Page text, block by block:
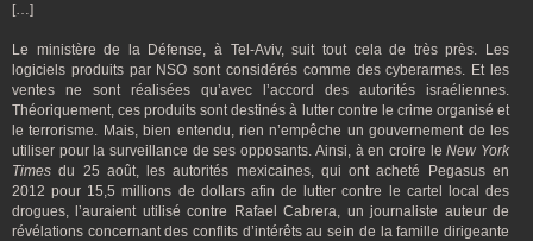
[…]
Le ministère de la Défense, à Tel-Aviv, suit tout cela de très près. Les
logiciels produits par NSO sont considérés comme des cyberarmes. Et les
ventes ne sont réalisées qu’avec l’accord des autorités israéliennes.
Théoriquement, ces produits sont destinés à lutter contre le crime organisé et
le terrorisme. Mais, bien entendu, rien n’empêche un gouvernement de les
utiliser pour la surveillance de ses opposants. Ainsi, à en croire leNew York
Times du 25 août, les autorités mexicaines, qui ont acheté Pegasus en
2012 pour 15,5 millions de dollars afin de lutter contre le cartel local des
drogues, l’auraient utilisé contre Rafael Cabrera, un journaliste auteur de
révélations concernant des conflits d’intérêts au sein de la famille dirigeante